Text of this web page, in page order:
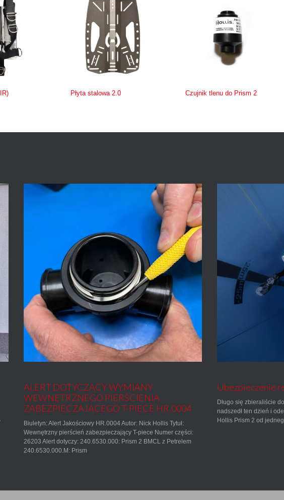
Płyta stalowa 2.0 Czujnik tlenu do Prism 2
ALERT DOTYCZĄCY WYMIANY
WEWNĘTRZNEGO PIERŚCIENIA
ZABEZPIECZAJĄCEGO T-PIECE HR.0004
Biuletyn: Alert Jakościowy HR.0004 Autor: Nick Hollis Tytuł:
Wewnętrzny pierścień zabezpieczający T-piece Numer części:
26203 Alert dotyczy: 240.6530.000: Prism 2 BMCL z Petrelem
240.6530.000.M: Prism
Ubezpieczenie
Długo się zbieraliście
nadszedł ten dzień i
Hollis Prism 2 od